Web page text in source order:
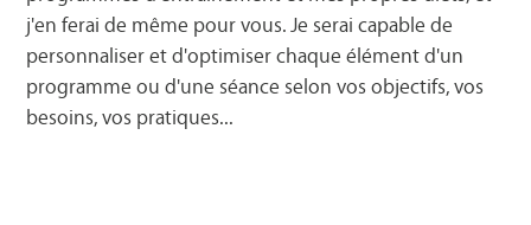
j'en ferai de même pour vous. Je serai capable de
personnaliser et d'optimiser chaque élément d'un
programme ou d'une séance selon vos objectifs, vos
besoins, vos pratiques...